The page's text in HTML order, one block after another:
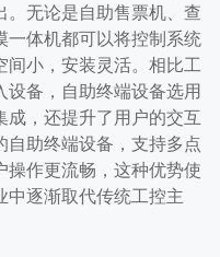
。无论是自助售票机、查
一体机都可以将控制系统
小，安装灵活。相比工
设备，自助终端设备选用
成，还提升了用户的交互
自助终端设备，支持多点
操作更流畅，这种优势使
中逐渐取代传统工控主